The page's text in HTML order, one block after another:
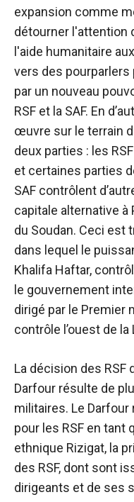
expansion comme
détourner l'attention
l'aide humanitaire
vers des
par un nouveau
RSF et la SAF. En
œuvre sur le terrain
deux parties : les
et certaines parties
SAF contrôlent
capitale alternative à
du Soudan. Ceci est
dans lequel le
Khalifa Haftar,
le gouvernement
dirigé par le Premier
contrôle l’ouest de la
La décision des RSF
Darfour résulte de
militaires. Le
pour les RSF en tant
ethnique Rizigat, la
des RSF, dont sont
dirigeants et de ses